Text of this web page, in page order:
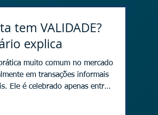
tem VALIDADE?
explica
em transações informais
Ele é celebrado apenas entre